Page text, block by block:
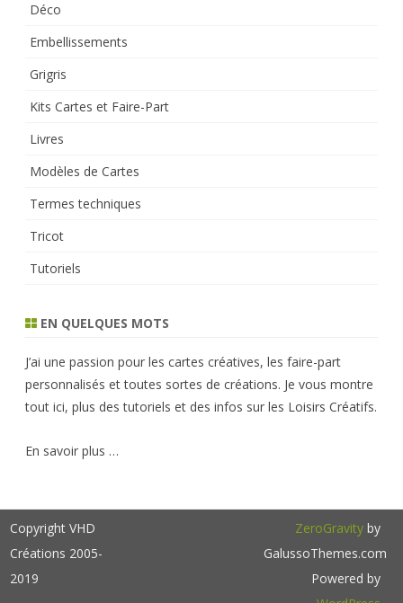
Déco
Embellissements
Grigris
Kits Cartes et Faire-Part
Livres
Modèles de Cartes
Termes techniques
Tricot
Tutoriels
EN QUELQUES MOTS
J’ai une passion pour les cartes créatives, les faire-part
personnalisés et toutes sortes de créations. Je vous montre
tout ici, plus des tutoriels et des infos sur les Loisirs Créatifs.
En savoir plus …
Copyright VHD
Créations 2005-
2019
ZeroGravityby
GalussoThemes.com
Powered by